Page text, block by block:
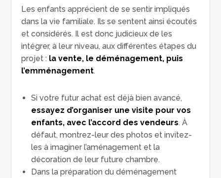
Les enfants apprécient de se sentir impliqués
dans la vie familiale. Ils se sentent ainsi écoutés
et considérés. Il est donc judicieux de les
intégrer, à leur niveau, aux différentes étapes du
projet : la vente, le déménagement, puis
l’emménagement.
Si votre futur achat est déjà bien avancé,
essayez d’organiser une visite pour vos
enfants, avec l’accord des vendeurs. À
défaut, montrez-leur des photos et invitez-
les à imaginer l’aménagement et la
décoration de leur future chambre.
Dans la préparation du déménagement